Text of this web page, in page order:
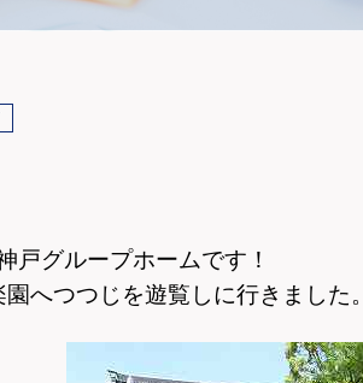
戸グループホームです！
へつつじを遊覧しに行きました。